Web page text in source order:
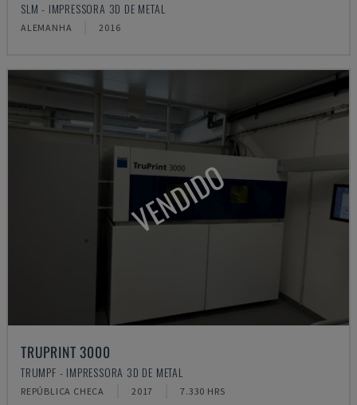
SLM - IMPRESSORA 3D DE METAL
ALEMANHA 2016
VENDIDO
TRUPRINT 3000
TRUMPF - IMPRESSORA 3D DE METAL
REPÚBLICA CHECA 2017 7.330 HRS